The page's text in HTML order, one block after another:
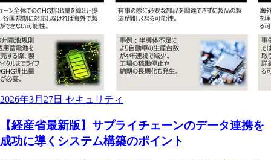
2026年3月27日 セキュリティ
【経産省最新版】サプライチェーンのデータ連携を
成功に導くシステム構築のポイント